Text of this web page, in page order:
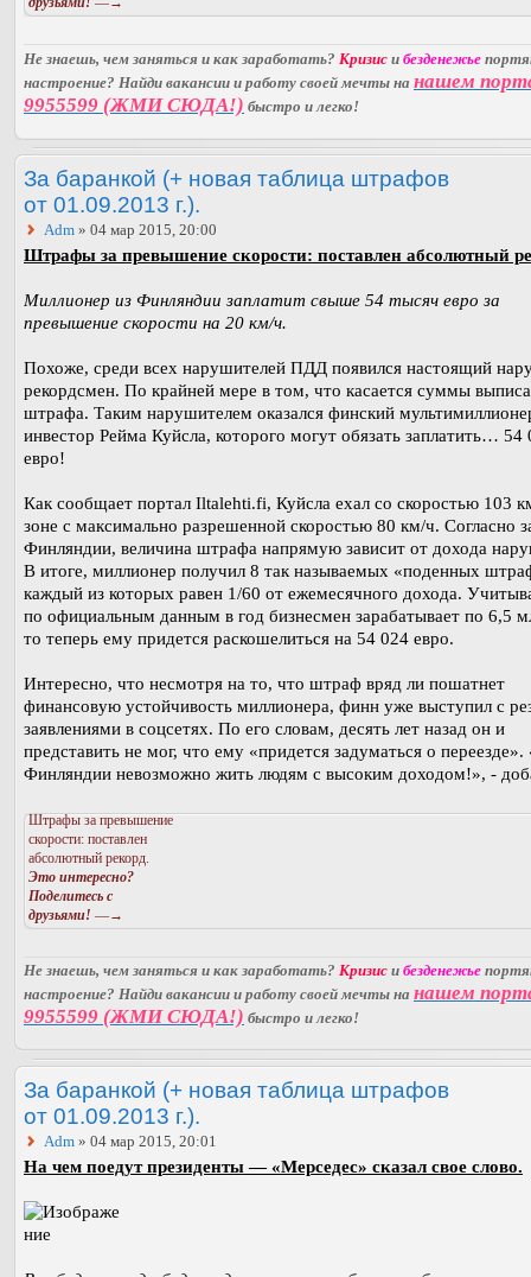
Не знаешь, чем заняться и как заработать? Кризис и безденежье
настроение? Найди вакансии и работу своей мечты на нашем
9955599 (ЖМИ СЮДА!) быстро и легко!
За баранкой (+ новая таблица штрафов
от 01.09.2013 г.).
Adm » 04 мар 2015, 20:00
Штрафы за превышение скорости: поставлен абсолютный
Миллионер из Финляндии заплатит свыше 54 тысяч евро за
превышение скорости на 20 км/ч.
Похоже, среди всех нарушителей ПДД появился настоящий
рекордсмен. По крайней мере в том, что касается суммы
штрафа. Таким нарушителем оказался финский
инвестор Рейма Куйсла, которого могут обязать заплатить… 54
евро!
Как сообщает портал Iltalehti.fi, Куйсла ехал со скоростью 103
зоне с максимально разрешенной скоростью 80 км/ч. Согласно
Финляндии, величина штрафа напрямую зависит от дохода
В итоге, миллионер получил 8 так называемых «поденных
каждый из которых равен 1/60 от ежемесячного дохода.
по официальным данным в год бизнесмен зарабатывает по 6,5
то теперь ему придется раскошелиться на 54 024 евро.
Интересно, что несмотря на то, что штраф вряд ли пошатнет
финансовую устойчивость миллионера, финн уже выступил с
заявлениями в соцсетях. По его словам, десять лет назад он и
представить не мог, что ему «придется задуматься о переезде».
Финляндии невозможно жить людям с высоким доходом!», -
Штрафы за превышение
скорости: поставлен
абсолютный рекорд.
Это интересно?
Поделитесь с
друзьями! —→
Не знаешь, чем заняться и как заработать? Кризис и безденежье
настроение? Найди вакансии и работу своей мечты на нашем
9955599 (ЖМИ СЮДА!) быстро и легко!
За баранкой (+ новая таблица штрафов
от 01.09.2013 г.).
Adm » 04 мар 2015, 20:01
На чем поедут президенты — «Мерседес» сказал свое слово.